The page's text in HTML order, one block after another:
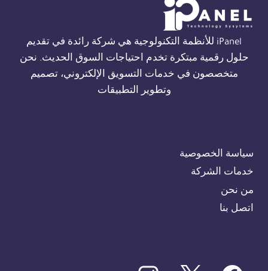
01554305486
iPanel للأنظمة التكنولوجية هي شركة رائدة في تقديم
حلول رقمية مبتكرة تخدم احتياجات السوق الحديث. نحن
متخصصون في خدمات التسويق الإلكتروني، تصميم
وتطوير التطبيقات
سياسة الخصوصية
خدمات الشركة
من نحن
اتصل بنا